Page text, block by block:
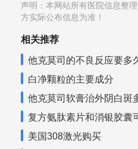
声明：本网站所有医院信息整
方实际公布信息为准！
相关推荐
他克莫司的不良反应要多
白净颗粒的主要成分
他克莫司软膏治外阴白斑
复方氨肽素片和消银胶囊
美国308激光购买